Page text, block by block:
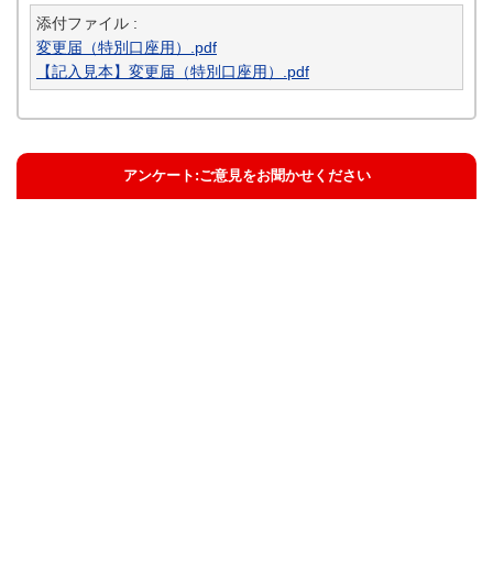
添付ファイル :
変更届（特別口座用）.pdf
【記入見本】変更届（特別口座用）.pdf
アンケート:ご意見をお聞かせください